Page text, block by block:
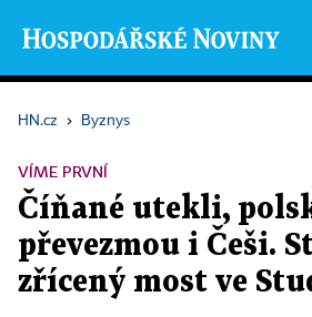
HN.cz › Byznys
VÍME PRVNÍ
Číňané utekli,
převezmou i Češi.
zřícený most ve